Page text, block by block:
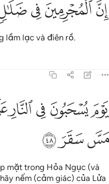
إِنَّ ٱلْمُجْرِمِينَ فِى ضَلَـٰلٍۢ وَسُعُرٍۢ
ﳋﳌﳍ
lầm lạc và điên rồ.
يوم يسحبون في النار على وجوههم
يَوْمَ يُسْحَبُونَ فِى ٱلنَّارِ عَلَىٰ
ﳑﳒﳓﳔ
ﳘﳙﳚ
mặt trong Hỏa Ngục (và
nếm (cảm giác) của Lửa